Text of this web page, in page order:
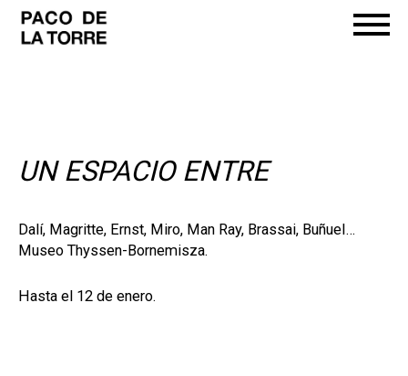
UN ESPACIO ENTRE
Dalí, Magritte, Ernst, Miro, Man Ray, Brassai, Buñuel…
Museo Thyssen-Bornemisza.
Hasta el 12 de enero.